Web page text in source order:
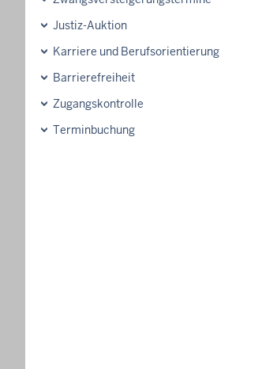
Justiz-Auktion
Karriere und Berufsorientierung
Barrierefreiheit
Zugangskontrolle
Terminbuchung